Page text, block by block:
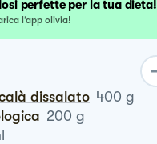
perfette per la tua dieta!
l’app olivia!
dissalato 400 g
200 g